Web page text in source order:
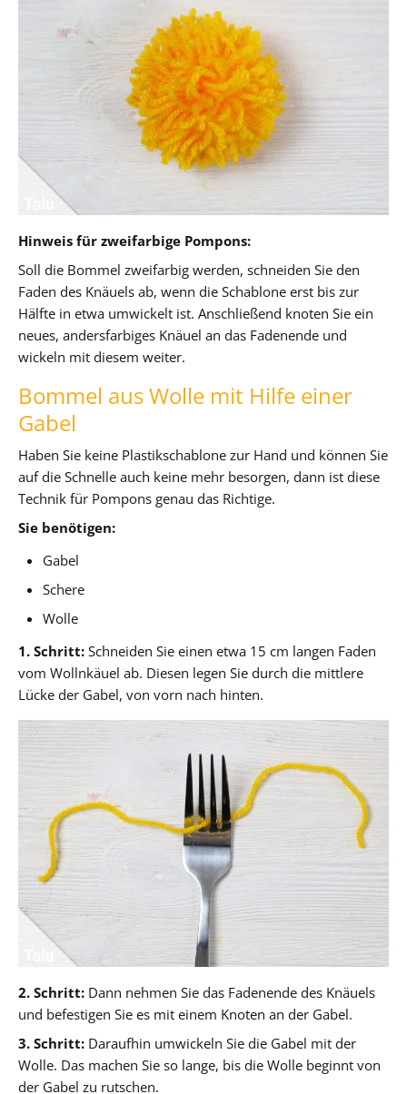
Hinweis für zweifarbige Pompons:
Soll die Bommel zweifarbig werden, schneiden Sie den
Faden des Knäuels ab, wenn die Schablone erst bis zur
Hälfte in etwa umwickelt ist. Anschließend knoten Sie ein
neues, andersfarbiges Knäuel an das Fadenende und
wickeln mit diesem weiter.
Bommel aus Wolle mit Hilfe einer
Gabel
Haben Sie keine Plastikschablone zur Hand und können Sie
auf die Schnelle auch keine mehr besorgen, dann ist diese
Technik für Pompons genau das Richtige.
Sie benötigen:
Gabel
Schere
Wolle
1. Schritt: Schneiden Sie einen etwa 15 cm langen Faden
vom Wollnkäuel ab. Diesen legen Sie durch die mittlere
Lücke der Gabel, von vorn nach hinten.
2. Schritt: Dann nehmen Sie das Fadenende des Knäuels
und befestigen Sie es mit einem Knoten an der Gabel.
3. Schritt: Daraufhin umwickeln Sie die Gabel mit der
Wolle. Das machen Sie so lange, bis die Wolle beginnt von
der Gabel zu rutschen.